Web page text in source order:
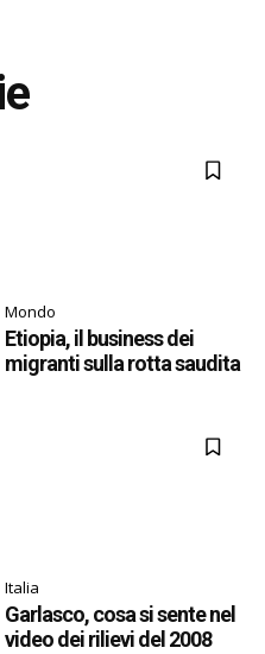
Mondo
Etiopia, il business dei
migranti sulla rotta saudita
Italia
Garlasco, cosa si sente nel
video dei rilievi del 2008